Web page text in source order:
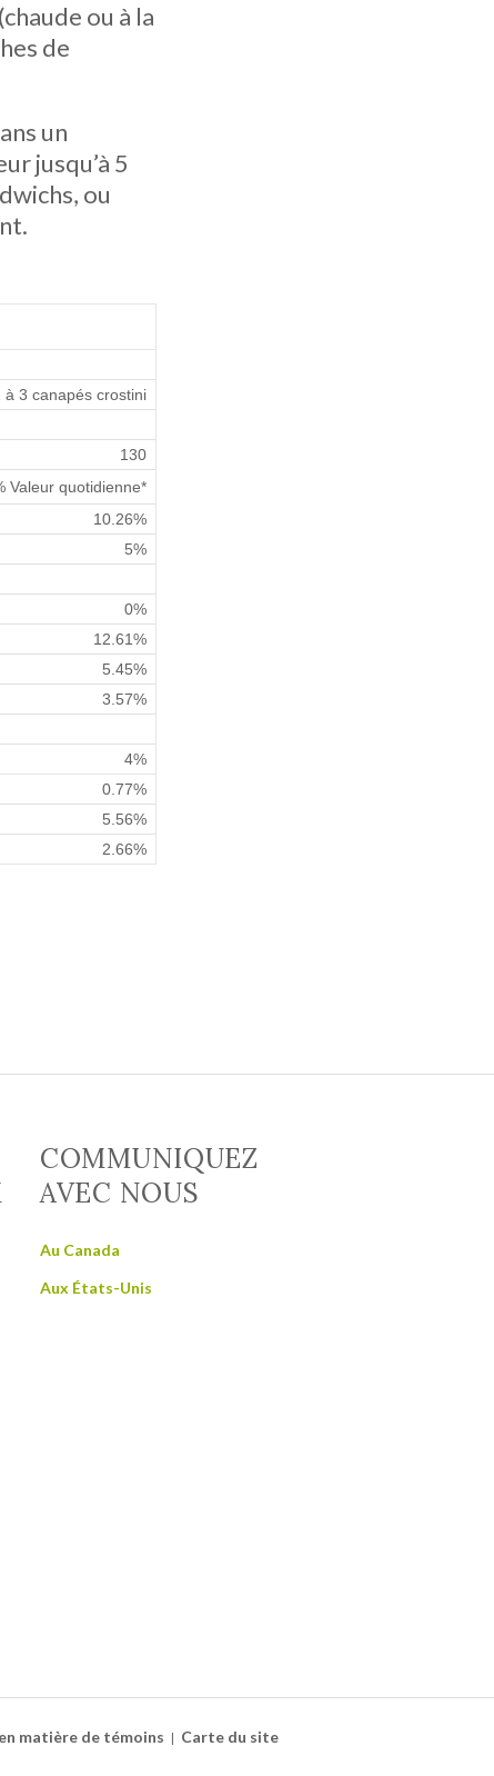
ou à la
de
un
jusqu’à 5
ou
à 3 canapés crostini
130
Valeur quotidienne*
10.26%
5%
0%
12.61%
5.45%
3.57%
4%
0.77%
5.56%
2.66%
COMMUNIQUEZ
AVEC NOUS
Au Canada
Aux États-Unis
matière de témoins Carte du site